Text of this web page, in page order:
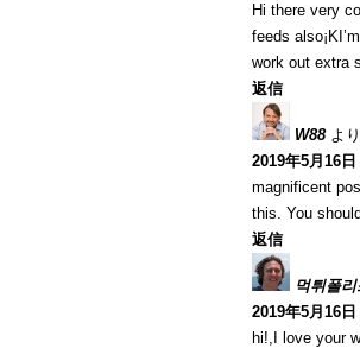
Hi there very
feeds
work out extra
返信
W88 よ
2019年5月16
magnificent
this. You
返信
먹튀폴
2019年5月16
hi!,I love your